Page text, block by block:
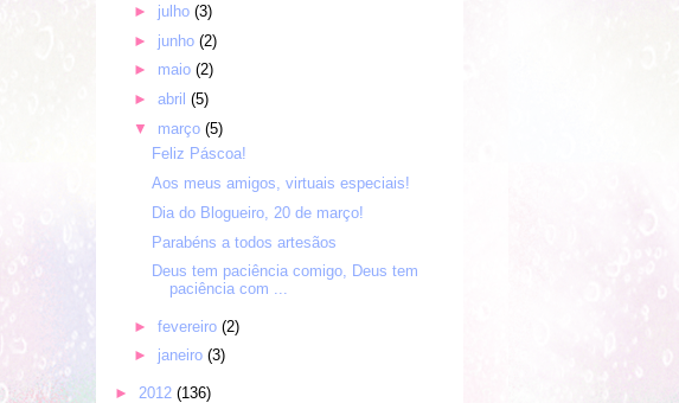
► julho (3)
► junho (2)
► maio (2)
► abril (5)
▼
março (5)
Feliz Páscoa!
Aos meus amigos, virtuais especiais!
Dia do Blogueiro, 20 de março!
Parabéns a todos artesãos
Deus tem paciência comigo, Deus tem
paciência com ...
► fevereiro (2)
► janeiro (3)
► 2012 (136)